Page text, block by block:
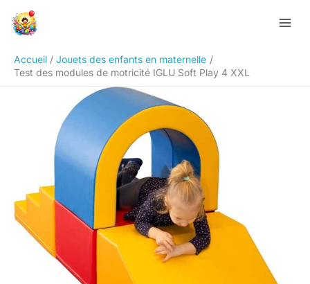
Accueil
Jouets des enfants en maternelle
Test des modules de motricité IGLU Soft Play 4 XXL
Rechercher